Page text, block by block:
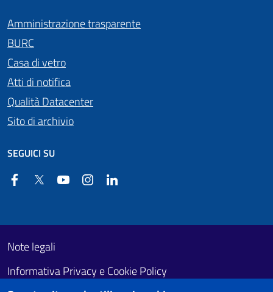
Amministrazione trasparente
BURC
Casa di vetro
Atti di notifica
Qualità Datacenter
Sito di archivio
SEGUICI SU
FacebookTwitter YouTube Instagram
Footer First
Useful links section
Note legali
Informativa Privacy e Cookie Policy